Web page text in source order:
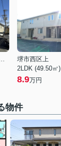
寺石津町東４丁
堺市西区上
2LDK (49.50㎡)
8.9万円
物件